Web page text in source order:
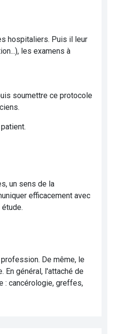
hospitaliers. Puis il leur
les examens à
soumettre ce protocole
un sens de la
efficacement avec
De même, le
En général, l'attaché de
: cancérologie, greffes,